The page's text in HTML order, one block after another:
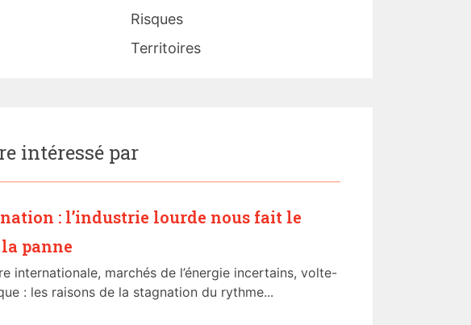
Risques
Territoires
intéressé par
: l’industrie lourde nous fait le
panne
internationale, marchés de l’énergie incertains, volte-
: les raisons de la stagnation du rythme...